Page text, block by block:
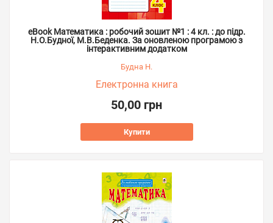
eBook Математика : робочий зошит №1 : 4 кл. : до підр.
Н.О.Будної, М.В.Беденка. За оновленою програмою з
інтерактивним додатком
Будна Н.
Електронна книга
50,00 грн
Купити